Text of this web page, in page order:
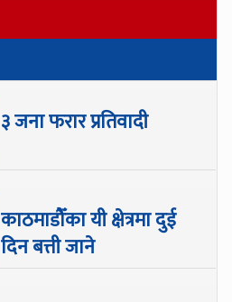
३ जना फरार प्रतिवादी
काठमाडौँका यी क्षेत्रमा दुई
दिन बत्ती जाने